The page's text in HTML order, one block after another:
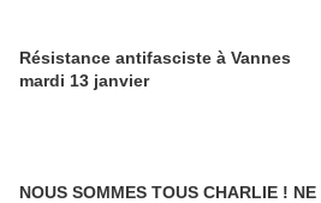
Résistance antifasciste à Vannes
mardi 13 janvier
NOUS SOMMES TOUS CHARLIE ! NE